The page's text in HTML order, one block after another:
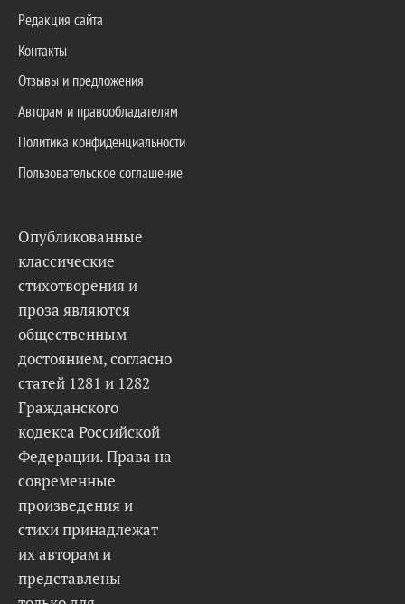
Редакция сайта
Контакты
Отзывы и предложения
Авторам и правообладателям
Политика конфиденциальности
Пользовательское соглашение
Опубликованные
классические
стихотворения и
проза являются
общественным
достоянием, согласно
статей 1281 и 1282
Гражданского
кодекса Российской
Федерации. Права на
современные
произведения и
стихи принадлежат
их авторам и
представлены